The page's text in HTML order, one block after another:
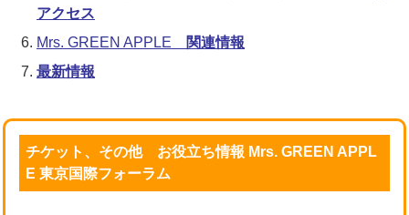
アクセス
Mrs. GREEN APPLE
関連情報
最新情報
チケット、その他 お役立ち情報 Mrs. GREEN APPL
E 東京国際フォーラム